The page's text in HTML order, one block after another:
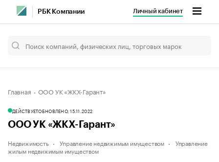
РБК Компании Личный кабинет
Главная ООО УК «ЖКХ-Гарант»
ДЕЙСТВУЕТОБНОВЛЕНО, 15.11.2022
ООО УК «ЖКХ-Гарант»
Недвижимость Управление недвижимым имуществом
Управление
жилым недвижимым имуществом